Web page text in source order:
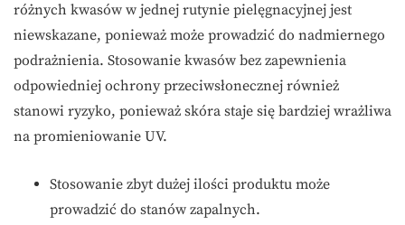
różnych kwasów w jednej rutynie pielęgnacyjnej jest
niewskazane, ponieważ może prowadzić do nadmiernego
podrażnienia. Stosowanie kwasów bez zapewnienia
odpowiedniej ochrony przeciwsłonecznej również
stanowi ryzyko, ponieważ skóra staje się bardziej wrażliwa
na promieniowanie UV.
Stosowanie zbyt dużej ilości produktu może
prowadzić do stanów zapalnych.